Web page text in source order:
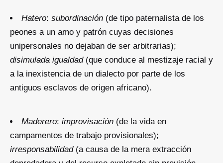
Hatero: subordinación (de tipo paternalista de los
peones a un amo y patrón cuyas decisiones
unipersonales no dejaban de ser arbitrarias);
disimulada igualdad(que conduce al mestizaje racial y
a la inexistencia de un dialecto por parte de los
antiguos esclavos de origen africano).
Maderero: improvisación (de la vida en
campamentos de trabajo provisionales);
irresponsabilidad (a causa de la mera extracción